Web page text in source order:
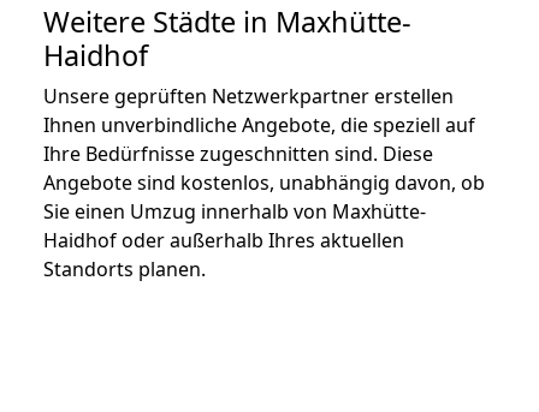
Weitere Städte in Maxhütte-
Haidhof
Unsere geprüften Netzwerkpartner erstellen
Ihnen unverbindliche Angebote, die speziell auf
Ihre Bedürfnisse zugeschnitten sind. Diese
Angebote sind kostenlos, unabhängig davon, ob
Sie einen Umzug innerhalb von Maxhütte-
Haidhof oder außerhalb Ihres aktuellen
Standorts planen.